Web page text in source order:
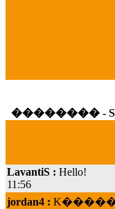
�������� -
11:56
jordan4 :
19:45